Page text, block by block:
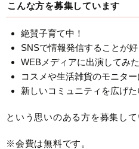
こんな方を募集しています
絶賛子育て中！
SNSで情報発信することが好
WEBメディアに出演してみ
コスメや生活雑貨のモニタ
新しいコミュニティを広げた
という思いのある方を募集して
※会費は無料です。